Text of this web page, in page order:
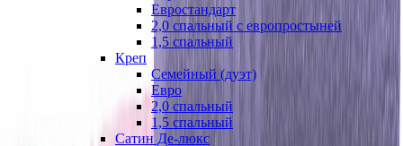
Евростандарт
2,0 спальный с европростыней
1,5 спальный
Креп
Семейный (дуэт)
Евро
2,0 спальный
1,5 спальный
Сатин Де-люкс